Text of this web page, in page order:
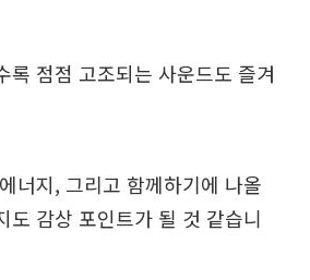
록 점점 고조되는 사운드도 즐겨
너지, 그리고 함께하기에 나올
도 감상 포인트가 될 것 같습니